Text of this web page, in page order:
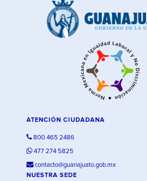
ATENCIÓN CIUDADANA
800 465 2486
477 274 5825
contacto@guanajuato.gob.mx
NUESTRA SEDE